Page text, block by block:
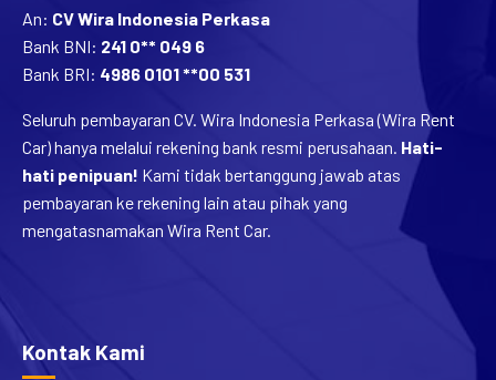
An: CV Wira Indonesia Perkasa
Bank BNI: 241 0** 049 6
Bank BRI: 4986 0101 **00 531
Seluruh pembayaran CV. Wira Indonesia Perkasa (Wira Rent
Car) hanya melalui rekening bank resmi perusahaan. Hati-
hati penipuan! Kami tidak bertanggung jawab atas
pembayaran ke rekening lain atau pihak yang
mengatasnamakan Wira Rent Car.
Kontak Kami